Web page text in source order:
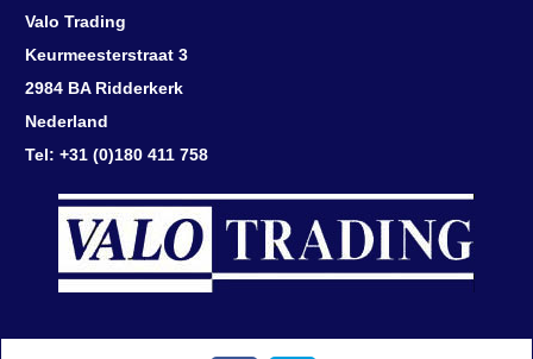
Valo Trading
Keurmeesterstraat 3
2984 BA Ridderkerk
Nederland
Tel: +31 (0)180 411 758